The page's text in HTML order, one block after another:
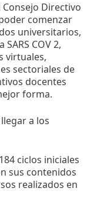
Directivo
comenzar
universitarios,
COV 2,
virtuales,
sectoriales de
docentes
forma.
a los
ciclos iniciales
sus contenidos
realizados en